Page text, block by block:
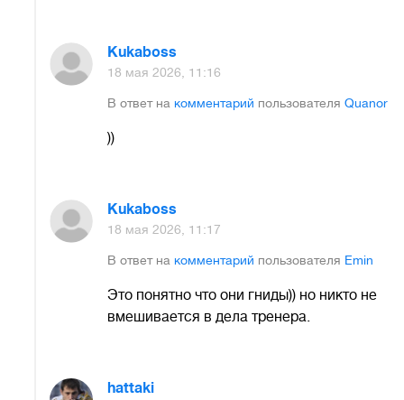
Kukaboss
18 мая 2026, 11:16
В ответ на комментарий пользователя Quanor
))
Kukaboss
18 мая 2026, 11:17
В ответ на комментарий пользователя Emin
Это понятно что они гниды)) но никто не
вмешивается в дела тренера.
hattaki